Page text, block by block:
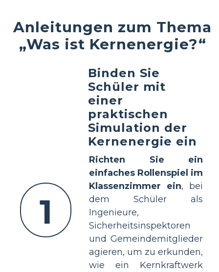
Anleitungen zum Thema
„Was ist Kernenergie?“
1
Binden Sie
Schüler mit
einer
praktischen
Simulation der
Kernenergie ein
Richten Sie ein
einfaches Rollenspiel im
Klassenzimmer ein, bei
dem Schüler als
Ingenieure,
Sicherheitsinspektoren
und Gemeindemitglieder
agieren, um zu erkunden,
wie ein Kernkraftwerk